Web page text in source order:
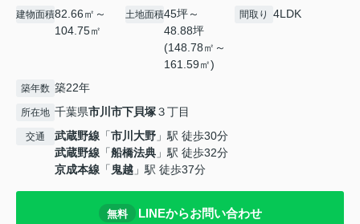
建物面積82.66㎡～
104.75㎡
土地面積45坪～
48.88坪
(148.78㎡～
161.59㎡)
間取り 4LDK
築年数 築22年
所在地 千葉県市川市下貝塚３丁目
交通 武蔵野線 「市川大野 」駅 徒歩30分
武蔵野線 「船橋法典 」駅 徒歩32分
京成本線 「 鬼越 」駅 徒歩37分
無料 LINEからお問い合わせ